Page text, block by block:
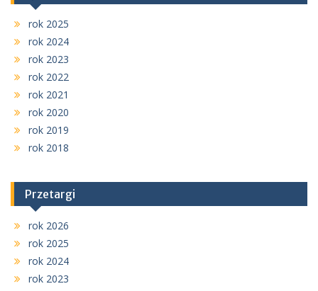
rok 2025
rok 2024
rok 2023
rok 2022
rok 2021
rok 2020
rok 2019
rok 2018
Przetargi
rok 2026
rok 2025
rok 2024
rok 2023